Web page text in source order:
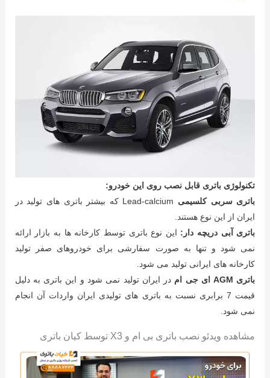
تکنولوژی باتری قابل نصب روی این خودرو:
باتری سربی کلسیمی
Lead-calcium که بیشتر باتری های تولید در
ایران از این نوع هستند.
باتری آبی دریچه دار: این نوع باتری توسط کارخانه ها به بازار ارائه
نمی شود و تنها به صورت سفارشی برای خودروهای صفر تولید
کارخانه های ایرانی تولید می شود.
باتری AGM ای جی ام
در ایران تولید نمی شود و این باتری به دلیل
قیمت 7 برابری نسبت به باتری های تولیدی ایران واردات آن انجام
نمی شود.
مشاهده ویدئو نصب باتری بی ام و X3 توسط کیان باتری